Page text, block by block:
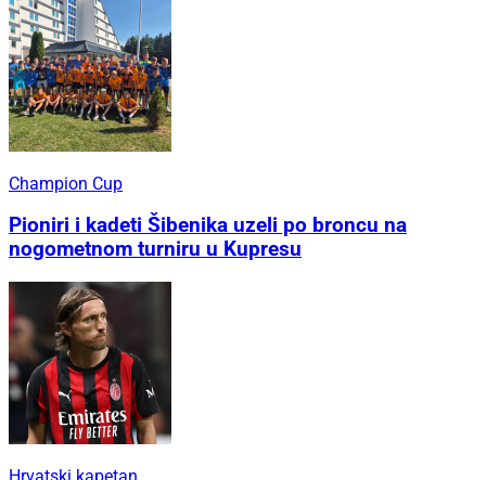
Champion Cup
Pioniri i kadeti Šibenika uzeli po broncu na
nogometnom turniru u Kupresu